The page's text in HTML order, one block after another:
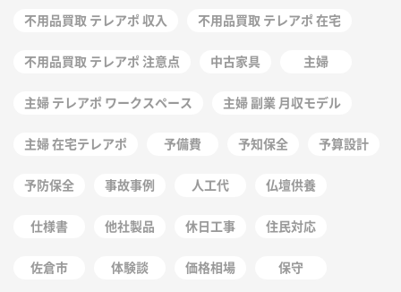
不用品買取 テレアポ 収入 不用品買取 テレアポ 在宅
不用品買取 テレアポ 注意点 中古家具 主婦
主婦 テレアポ ワークスペース 主婦 副業 月収モデル
主婦 在宅テレアポ 予備費 予知保全 予算設計
予防保全 事故事例 人工代 仏壇供養
仕様書 他社製品 休日工事 住民対応
佐倉市 体験談 価格相場 保守